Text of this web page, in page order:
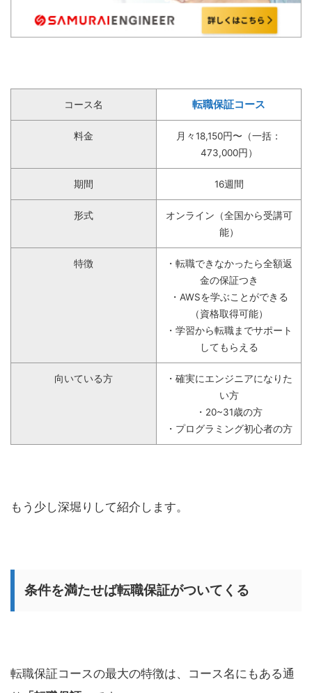
コース名 転職保証コース
料金
月々18,150円〜（一括：
473,000円）
期間 16週間
形式
オンライン（全国から受講可
能）
特徴
・転職できなかったら全額返
金の保証つき
・AWSを学ぶことができる
（資格取得可能）
・学習から転職までサポート
してもらえる
向いている方
・確実にエンジニアになりた
い方
・20~31歳の方
・プログラミング初心者の方
もう少し深堀りして紹介します。
条件を満たせば転職保証がついてくる
転職保証コースの最大の特徴は、コース名にもある通